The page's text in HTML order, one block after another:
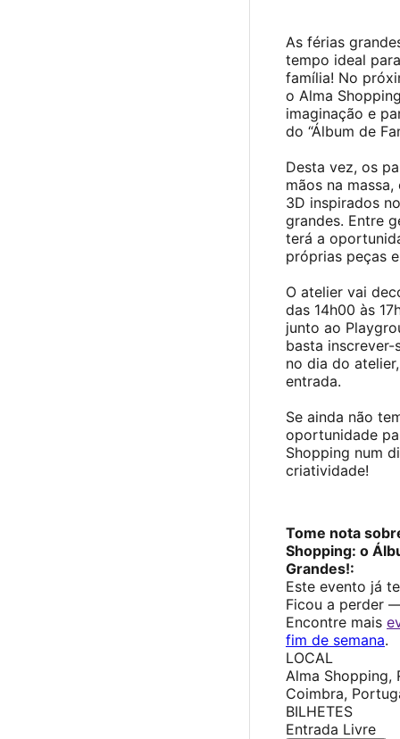
As férias
tempo ideal
família! No
o Alma
imaginação e
do “Álbum de
Desta vez, os
mãos na
3D inspirados
grandes. Entre
terá a
próprias peças
O atelier vai
das 14h00 às
junto ao
basta inscrever-
no dia do
entrada.
Se ainda não
oportunidade
Shopping num
criatividade!
Tome nota
Shopping: o
Grandes!:
Este evento já
Ficou a perder
Encontre mais
fim de semana.
LOCAL
Alma Shopping,
Coimbra,
BILHETES
Entrada Livre